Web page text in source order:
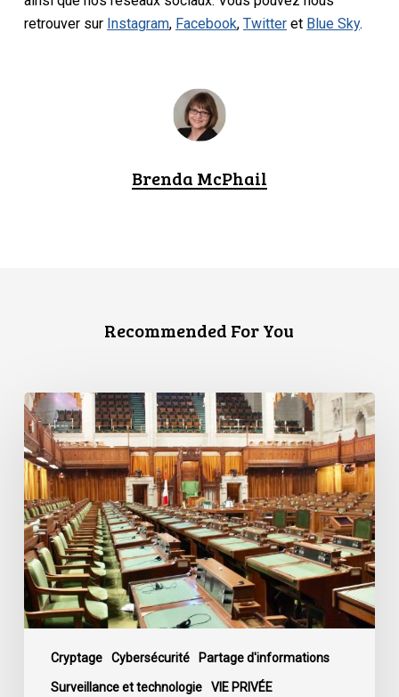
retrouver sur Instagram, Facebook,Twitter et Blue Sky.
Brenda McPhail
Recommended For You
Cryptage Cybersécurité Partage d'informations
Surveillance et technologie VIE PRIVÉE
L’ACLC
se
joint
à
une
déclaration
dénonçant
la
décision
du
gouvernement
mettre